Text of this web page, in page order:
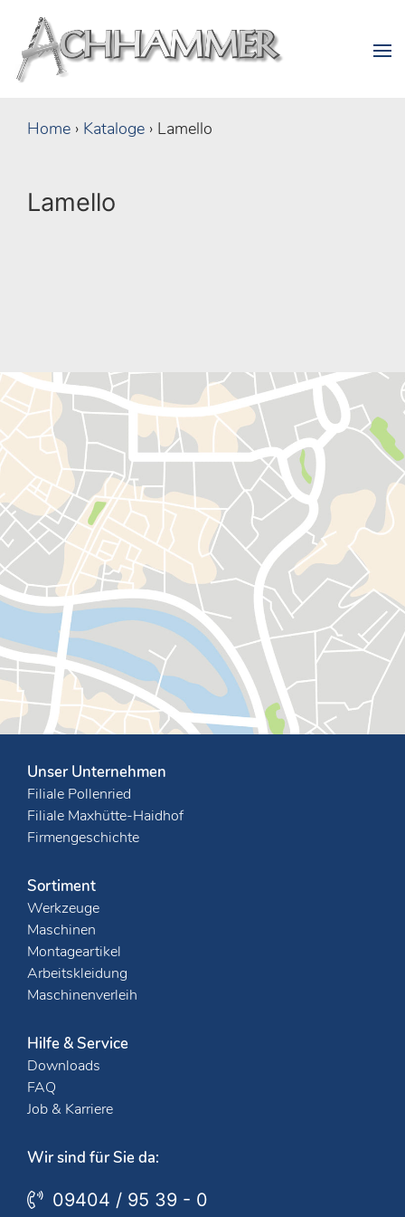
Home › Kataloge › Lamello
Lamello
Unser Unternehmen
Filiale Pollenried
Filiale Maxhütte-Haidhof
Firmengeschichte
Sortiment
Werkzeuge
Maschinen
Montageartikel
Arbeitskleidung
Maschinenverleih
Hilfe & Service
Downloads
FAQ
Job & Karriere
Wir sind für Sie da:
09404 / 95 39 - 0